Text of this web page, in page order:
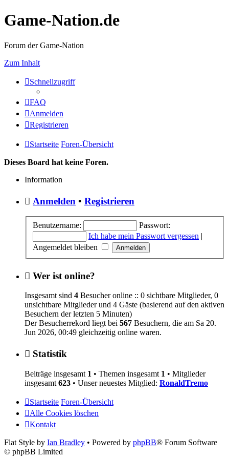
Game-Nation.de
Forum der Game-Nation
Zum Inhalt
Schnellzugriff
FAQ
Anmelden
Registrieren
Startseite Foren-Übersicht
Dieses Board hat keine Foren.
Information
Anmelden • Registrieren
Benutzername:
Passwort:
Ich habe mein Passwort vergessen |
Angemeldet bleiben
Wer ist online?
Insgesamt sind 4 Besucher online :: 0 sichtbare Mitglieder, 0
unsichtbare Mitglieder und 4 Gäste (basierend auf den aktiven
Besuchern der letzten 5 Minuten)
Der Besucherrekord liegt bei 567 Besuchern, die am Sa 20.
Jun 2026, 00:49 gleichzeitig online waren.
Statistik
Beiträge insgesamt 1 • Themen insgesamt 1 • Mitglieder
insgesamt 623 • Unser neuestes Mitglied: RonaldTremo
Startseite Foren-Übersicht
Alle Cookies löschen
Kontakt
Flat Style by Ian Bradley • Powered by phpBB® Forum Software
© phpBB Limited